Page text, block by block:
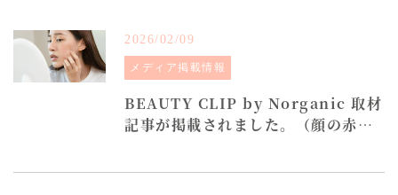
2026/02/09
メディア掲載情報
BEAUTY CLIP by Norganic 取材
記事が掲載されました。（顔の赤み